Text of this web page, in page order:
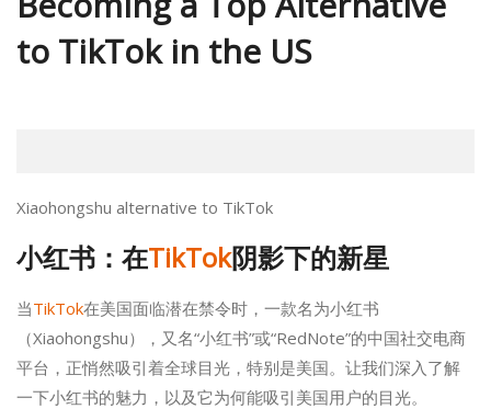
to TikTok in the US
Xiaohongshu alternative to TikTok
小红书：在TikTok阴影下的新星
当TikTok在美国面临潜在禁令时，一款名为小红书
（Xiaohongshu），又名“小红书”或“RedNote”的中国社交电商
平台，正悄然吸引着全球目光，特别是美国。让我们深入了解
一下小红书的魅力，以及它为何能吸引美国用户的目光。